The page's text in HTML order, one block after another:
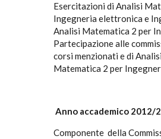
Esercitazioni di Analisi
Ingegneria elettronica e
Analisi Matematica 2 per
Partecipazione alle
corsi menzionati e di
Matematica 2 per
Anno accademico 2012/
Componente della